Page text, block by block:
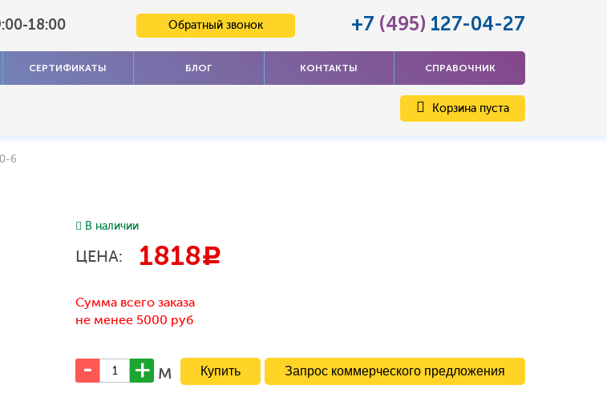
18:00 Обратный звонок +7 (495) 127-04-27
СЕРТИФИКАТЫ БЛОГ КОНТАКТЫ СПРАВОЧНИК
Корзина пуста
6
В наличии
ЦЕНА: 1818c
Сумма всего заказа
не менее 5000 руб
м Запрос коммерческого предложения